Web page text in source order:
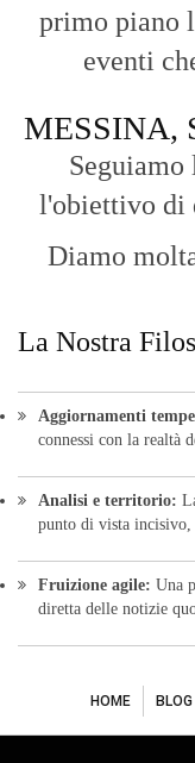
primo piano
eventi
MESSINA,
l'obiettivo di
Diamo
La Nostra
Aggiornamenti
connessi con la realtà
Analisi e territorio:
punto di vista
Fruizione agile: Una
diretta delle notizie
HOME BLOG